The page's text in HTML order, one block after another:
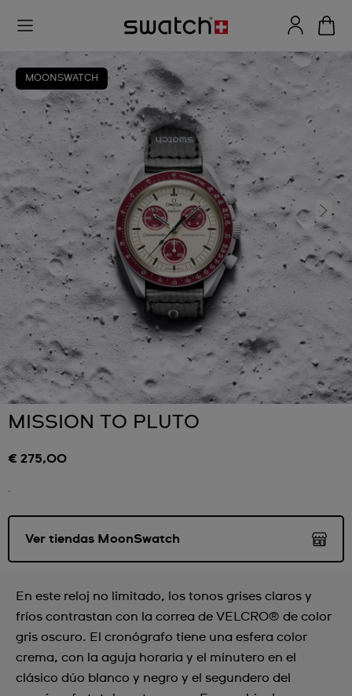
MOONSWATCH
MISSION TO PLUTO
€ 275,00
.
Ver tiendas MoonSwatch
En este reloj no limitado, los tonos grises claros y
fríos contrastan con la correa de VELCRO® de color
gris oscuro. El cronógrafo tiene una esfera color
crema, con la aguja horaria y el minutero en el
clásico dúo blanco y negro y el segundero del